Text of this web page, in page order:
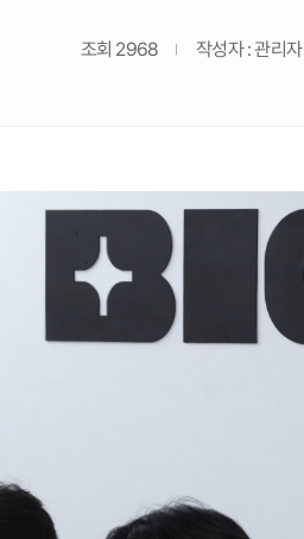
조회 2968 작성자 : 관리자